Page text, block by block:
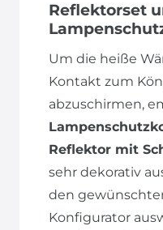
Reflektorset
Um die heiße
Kontakt zum
abzuschirmen,
Reflektor mit
sehr dekorativ
den
Konfigurator